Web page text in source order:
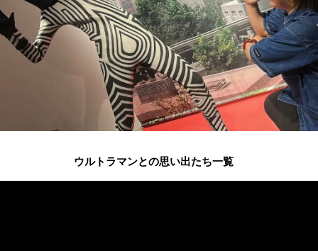
ウルトラマンとの思い出たち一覧